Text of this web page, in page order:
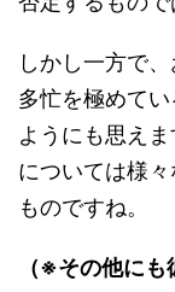
しかし一方で
多忙を極めて
ようにも思え
については様
ものですね。
（※その他に